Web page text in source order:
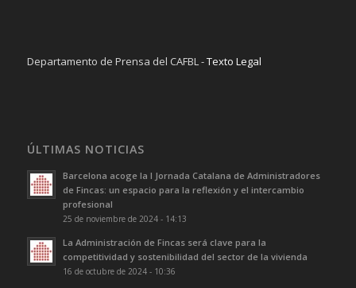
Departamento de Prensa del CAFBL -Texto Legal
ÚLTIMAS NOTICIAS
Barcelona acoge la I Jornada Catalana de Administradores
de Fincas: un espacio para la reflexión y el intercambio
profesional
25 de noviembre de 2024 - 14:13
La Administración de Fincas será clave para la
competitividad y sostenibilidad del sector de la vivienda
16 de octubre de 2024 - 10:36